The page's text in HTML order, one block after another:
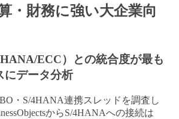
・財務に強い大企業向
ECC）との統合度が最も
にデータ分析
・S/4HANA連携スレッドを調査し
からS/4HANAへの接続は